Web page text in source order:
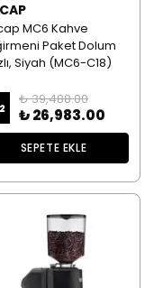
MC6 Kahve
Paket Dolum
Siyah (MC6-C18)
₺ 39,488.00
₺ 26,983.00
SEPETE EKLE